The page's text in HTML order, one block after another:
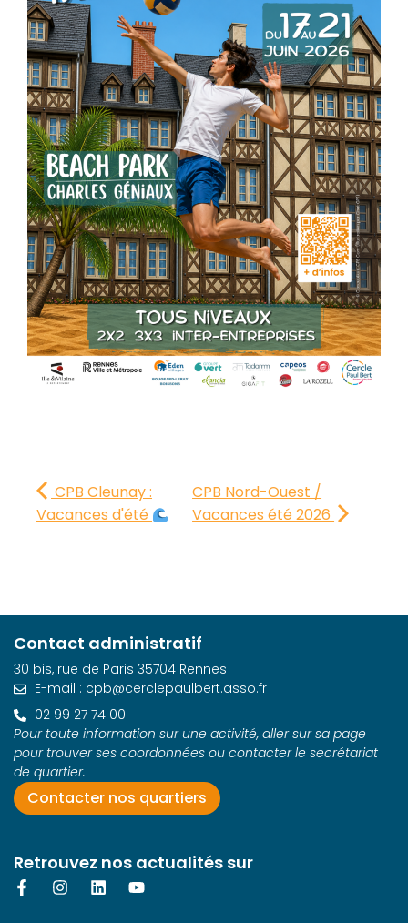
CPB Cleunay :
Vacances d'été
CPB Nord-Ouest /
Vacances été 2026
Retrouvez nos actualités sur
Contact administratif
30 bis, rue de Paris 35704 Rennes
E-mail : cpb@cerclepaulbert.asso.fr
02 99 27 74 00
Pour toute information sur une activité, aller sur sa page
pour trouver ses coordonnées ou contacter le secrétariat
de quartier.
Contacter nos quartiers